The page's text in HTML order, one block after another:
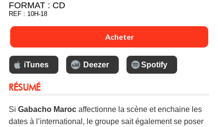
FORMAT : CD
REF : 10H-18
13 € Acheter
iTunes Deezer Spotify
RÉSUMÉ
Si Gabacho Marocaffectionne la scène et enchaine les
dates à l’international, le groupe sait également se poser